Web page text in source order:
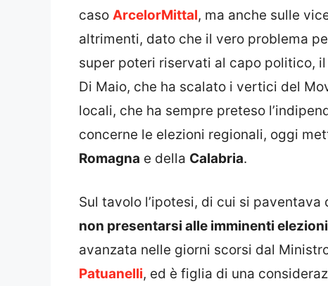
caso ArcelorMittal, ma anche sulle
altrimenti, dato che il vero problema
super poteri riservati al capo politico,
Di Maio, che ha scalato i vertici del
locali, che ha sempre preteso
concerne le elezioni regionali, oggi
Romagna e della Calabria.
Sul tavolo l’ipotesi, di cui si
non presentarsi alle imminenti
avanzata nelle giorni scorsi dal
Patuanelli, ed è figlia di una